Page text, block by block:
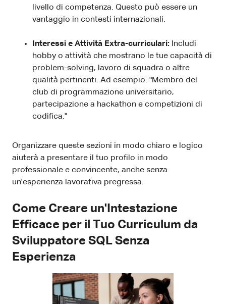
livello di competenza. Questo può essere un
vantaggio in contesti internazionali.
Interessi e Attività Extra-curriculari: Includi
hobby o attività che mostrano le tue capacità di
problem-solving, lavoro di squadra o altre
qualità pertinenti. Ad esempio: "Membro del
club di programmazione universitario,
partecipazione a hackathon e competizioni di
codifica."
Organizzare queste sezioni in modo chiaro e logico
aiuterà a presentare il tuo profilo in modo
professionale e convincente, anche senza
un'esperienza lavorativa pregressa.
Come Creare un'Intestazione
Efficace per il Tuo Curriculum da
Sviluppatore SQL Senza
Esperienza